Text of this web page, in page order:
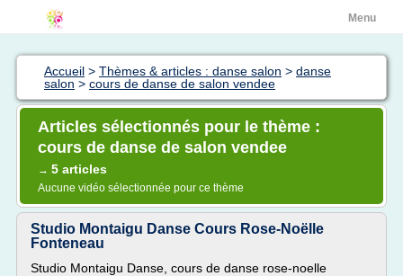
Menu
Accueil > Thèmes & articles : danse salon > danse
salon > cours de danse de salon vendee
Articles sélectionnés pour le thème :
cours de danse de salon vendee
→ 5 articles
Aucune vidéo sélectionnée pour ce thème
Studio Montaigu Danse Cours Rose-Noëlle
Fonteneau
Studio Montaigu Danse, cours de danse rose-noelle